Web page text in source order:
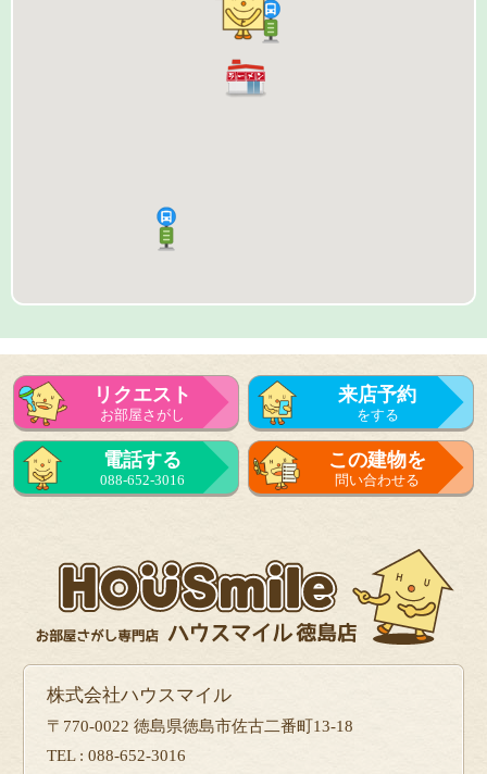
リクエスト
お部屋さがし
来店予約
をする
来店予約
をする
電話する
088-652-3016
この建物を
問い合わせる
株式会社ハウスマイル
〒770-0022 徳島県徳島市佐古二番町13-18
TEL : 088-652-3016